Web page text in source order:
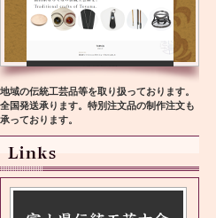
地域の伝統工芸品等を取り扱っております。
全国発送承ります。特別注文品の制作注文も
承っております。